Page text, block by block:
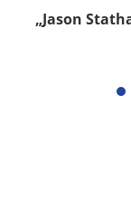
„Jason